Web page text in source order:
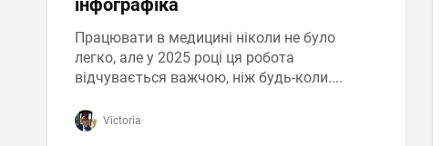
інфографіка
Працювати в медицині ніколи не було
легко, але у 2025 році ця робота
відчувається важчою, ніж будь-коли....
Victoria